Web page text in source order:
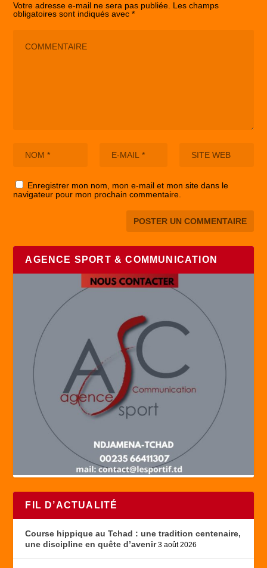
Votre adresse e-mail ne sera pas publiée. Les champs
obligatoires sont indiqués avec*
Enregistrer mon nom, mon e-mail et mon site dans le
navigateur pour mon prochain commentaire.
AGENCE SPORT & COMMUNICATION
FIL D’ACTUALITÉ
Course hippique au Tchad : une tradition centenaire,
une discipline en quête d’avenir 3 août 2026